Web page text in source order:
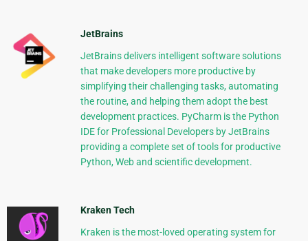
JetBrains
JetBrains delivers intelligent software solutions
that make developers more productive by
simplifying their challenging tasks, automating
the routine, and helping them adopt the best
development practices. PyCharm is the Python
IDE for Professional Developers by JetBrains
providing a complete set of tools for productive
Python, Web and scientific development.
Kraken Tech
Kraken is the most-loved operating system for